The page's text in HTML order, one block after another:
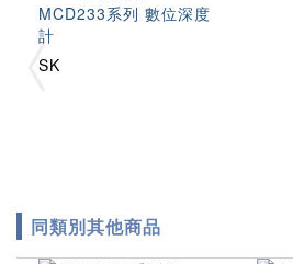
MCD233系列 數位深度
計
SK
同類別其他商品